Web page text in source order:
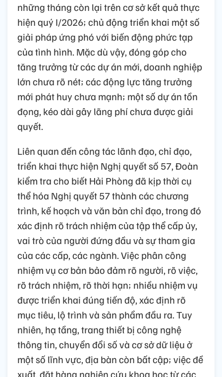
những tháng còn lại trên cơ sở kết quả thực
hiện quý I/2026; chủ động triển khai một số
giải pháp ứng phó với biến động phức tạp
của tình hình. Mặc dù vậy, đóng góp cho
tăng trưởng từ các dự án mới, doanh nghiệp
lớn chưa rõ nét; các động lực tăng trưởng
mới phát huy chưa mạnh; một số dự án tồn
đọng, kéo dài gây lãng phí chưa được giải
quyết.
Liên quan đến công tác lãnh đạo, chỉ đạo,
triển khai thực hiện Nghị quyết số 57, Đoàn
kiểm tra cho biết Hải Phòng đã kịp thời cụ
thể hóa Nghị quyết 57 thành các chương
trình, kế hoạch và văn bản chỉ đạo, trong đó
xác định rõ trách nhiệm của tập thể cấp ủy,
vai trò của người đứng đầu và sự tham gia
của các cấp, các ngành. Việc phân công
nhiệm vụ cơ bản bảo đảm rõ người, rõ việc,
rõ trách nhiệm, rõ thời hạn; nhiều nhiệm vụ
được triển khai đúng tiến độ, xác định rõ
mục tiêu, lộ trình và sản phẩm đầu ra. Tuy
nhiên, hạ tầng, trang thiết bị công nghệ
thông tin, chuyển đổi số và cơ sở dữ liệu ở
một số lĩnh vực, địa bàn còn bất cập; việc đề
xuất, đặt hàng nghiên cứu khoa học từ các